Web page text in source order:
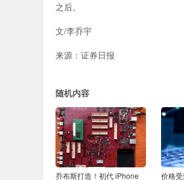
之后。
文/李乔宇
来源：证券日报
随机内容
乔布斯打造！初代 iPhone 价格